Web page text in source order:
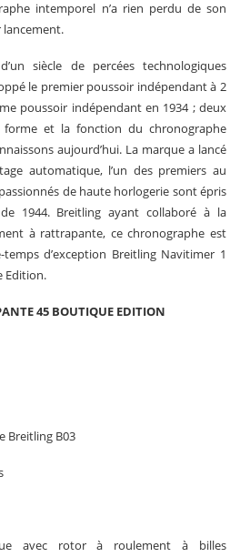
intemporel n’a rien perdu de son
lancement.
siècle de percées tech­nologiques
le premier poussoir indépendant à 2
poussoir indépendant en 1934 ; deux
et la fonction du chronographe
aujourd’hui. La marque a lancé
automatique, l’un des premiers au
de haute horlogerie sont épris
1944. Breitling ayant collaboré à la
à rattrapante, ce chronographe est
d’exception Breitling Navitimer 1
Edition.
45 BOUTIQUE EDITION
Breitling B03
avec rotor à roulement à billes